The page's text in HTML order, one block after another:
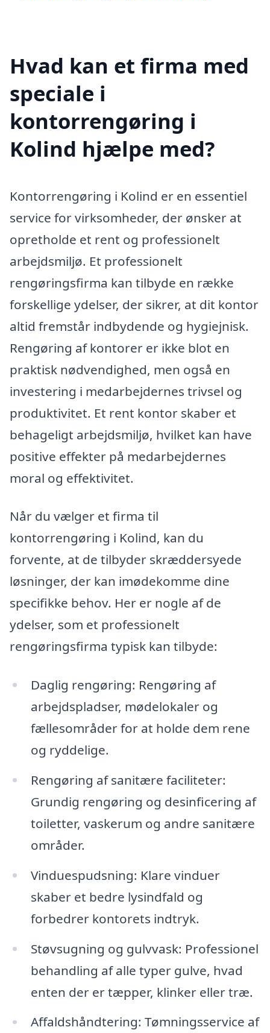
Hvad kan et firma med
speciale i
kontorrengøring i
Kolind hjælpe med?
Kontorrengøring i Kolind er en essentiel
service for virksomheder, der ønsker at
opretholde et rent og professionelt
arbejdsmiljø. Et professionelt
rengøringsfirma kan tilbyde en række
forskellige ydelser, der sikrer, at dit kontor
altid fremstår indbydende og hygiejnisk.
Rengøring af kontorer er ikke blot en
praktisk nødvendighed, men også en
investering i medarbejdernes trivsel og
produktivitet. Et rent kontor skaber et
behageligt arbejdsmiljø, hvilket kan have
positive effekter på medarbejdernes
moral og effektivitet.
Når du vælger et firma til
kontorrengøring i Kolind, kan du
forvente, at de tilbyder skræddersyede
løsninger, der kan imødekomme dine
specifikke behov. Her er nogle af de
ydelser, som et professionelt
rengøringsfirma typisk kan tilbyde:
Daglig rengøring: Rengøring af
arbejdspladser, mødelokaler og
fællesområder for at holde dem rene
og ryddelige.
Rengøring af sanitære faciliteter:
Grundig rengøring og desinficering af
toiletter, vaskerum og andre sanitære
områder.
Vinduespudsning: Klare vinduer
skaber et bedre lysindfald og
forbedrer kontorets indtryk.
Støvsugning og gulvvask: Professionel
behandling af alle typer gulve, hvad
enten der er tæpper, klinker eller træ.
Affaldshåndtering: Tømningsservice af